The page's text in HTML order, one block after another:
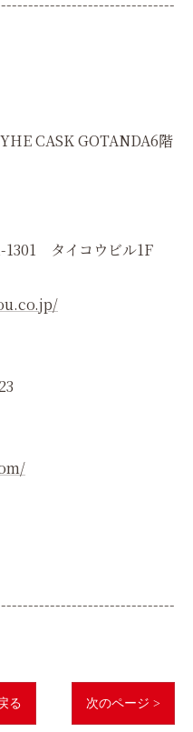
CASK GOTANDA6階
1301 タイコウビル1F
る 次のページ >